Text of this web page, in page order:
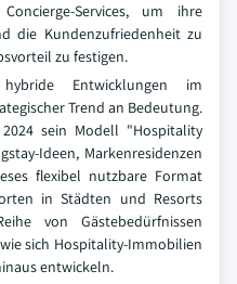
Services, um ihre
die Kundenzufriedenheit zu
zu festigen.
Entwicklungen im
Trend an Bedeutung.
sein Modell "Hospitality
Ideen, Markenresidenzen
flexibel nutzbare Format
in Städten und Resorts
von Gästebedürfnissen
sich Hospitality-Immobilien
entwickeln.